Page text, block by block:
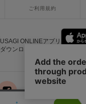
ご利用規約
USAGI ONLINEアプリ
ダウンロードはこちら